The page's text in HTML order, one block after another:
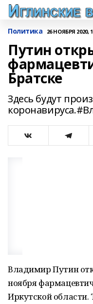
Политика 26 НОЯБРЯ 2020,
Путин
Братске
Здесь будут
Владимир Путин
ноября
Иркутской области.